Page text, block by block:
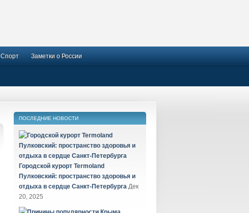
Спорт Заметки о России
ПОСЛЕДНИЕ НОВОСТИ
Городской курорт Termoland
Пулковский: пространство здоровья и
отдыха в сердце Санкт-Петербурга Дек
20, 2025